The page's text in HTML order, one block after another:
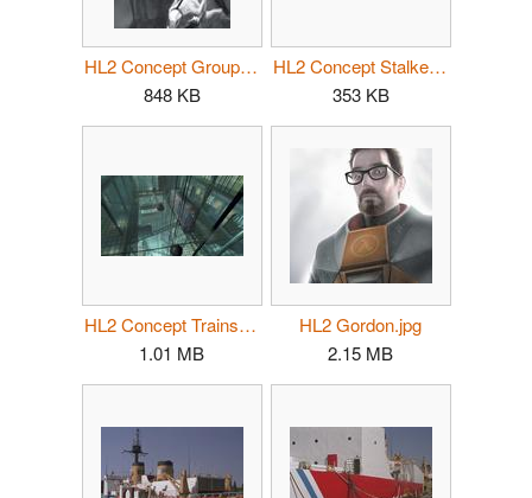
HL2 Concept GroupSketch.jpg
848 KB
HL2 Concept Stalker.jpg
353 KB
HL2 Concept Trainstation.jpg
1.01 MB
HL2 Gordon.jpg
2.15 MB